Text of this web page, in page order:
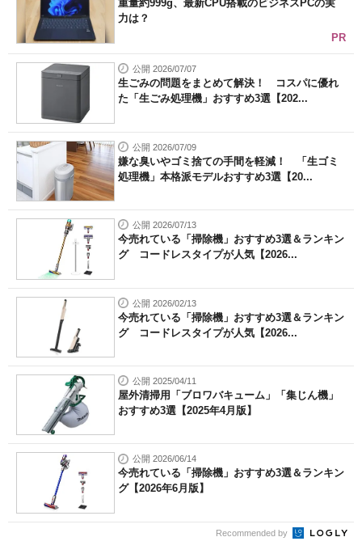
重量約999g、最新CPU搭載のビジネスPCの実
力は？
PR
公開 2026/07/07
生ごみの問題をまとめて解決！ コスパに優れ
た「生ごみ処理機」おすすめ3選【202...
公開 2026/07/09
嫌な臭いやゴミ捨ての手間を軽減！ 「生ゴミ
処理機」本格派モデルおすすめ3選【20...
公開 2026/07/13
今売れている「掃除機」おすすめ3選＆ランキン
グ コードレスタイプが人気【2026...
公開 2026/02/13
今売れている「掃除機」おすすめ3選＆ランキン
グ コードレスタイプが人気【2026...
公開 2025/04/11
屋外清掃用「ブロワバキューム」「集じん機」
おすすめ3選【2025年4月版】
公開 2026/06/14
今売れている「掃除機」おすすめ3選＆ランキン
グ【2026年6月版】
Recommended by